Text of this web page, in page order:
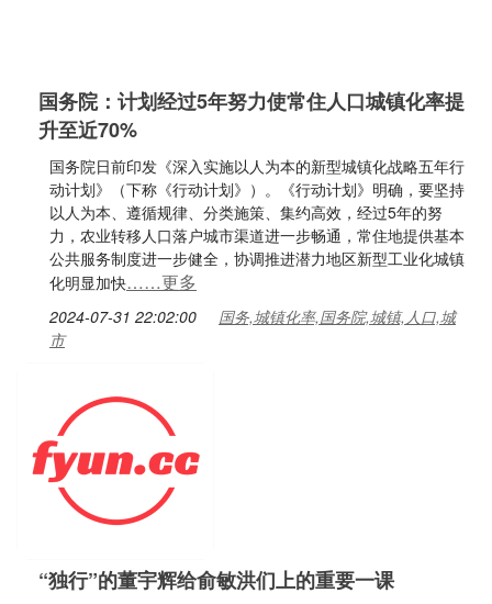
国务院：计划经过5年努力使常住人口城镇化率提
升至近70%
国务院日前印发《深入实施以人为本的新型城镇化战略五年行
动计划》（下称《行动计划》）。《行动计划》明确，要坚持
以人为本、遵循规律、分类施策、集约高效，经过5年的努
力，农业转移人口落户城市渠道进一步畅通，常住地提供基本
公共服务制度进一步健全，协调推进潜力地区新型工业化城镇
化明显加快……更多
2024-07-31 22:02:00
国务,城镇化率,国务院,城镇,人口,城
市
“独行”的董宇辉给俞敏洪们上的重要一课